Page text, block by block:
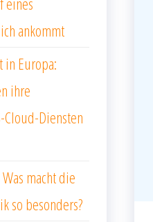
ankommt
in Europa:
ihre
Cloud-Diensten
macht die
so besonders?